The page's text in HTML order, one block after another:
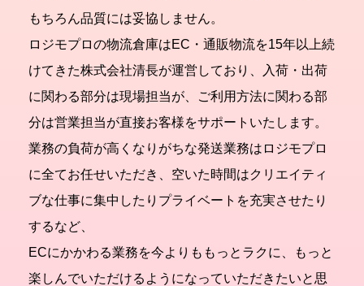
もちろん品質には妥協しません。
ロジモプロの物流倉庫はEC・通販物流を15年以上続
けてきた株式会社清長が運営しており、入荷・出荷
に関わる部分は現場担当が、ご利用方法に関わる部
分は営業担当が直接お客様をサポートいたします。
業務の負荷が高くなりがちな発送業務はロジモプロ
に全てお任せいただき、空いた時間はクリエイティ
ブな仕事に集中したりプライベートを充実させたり
するなど、
ECにかかわる業務を今よりももっとラクに、もっと
楽しんでいただけるようになっていただきたいと思